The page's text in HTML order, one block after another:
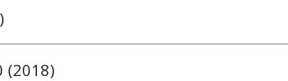
(2018)